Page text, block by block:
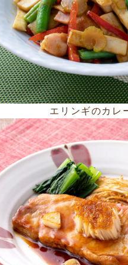
エリンギのカレ